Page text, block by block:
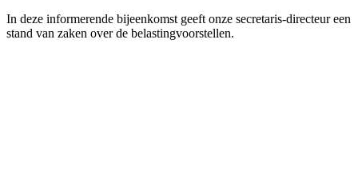
In deze informerende bijeenkomst geeft onze secretaris-directeur een
stand van zaken over de belastingvoorstellen.